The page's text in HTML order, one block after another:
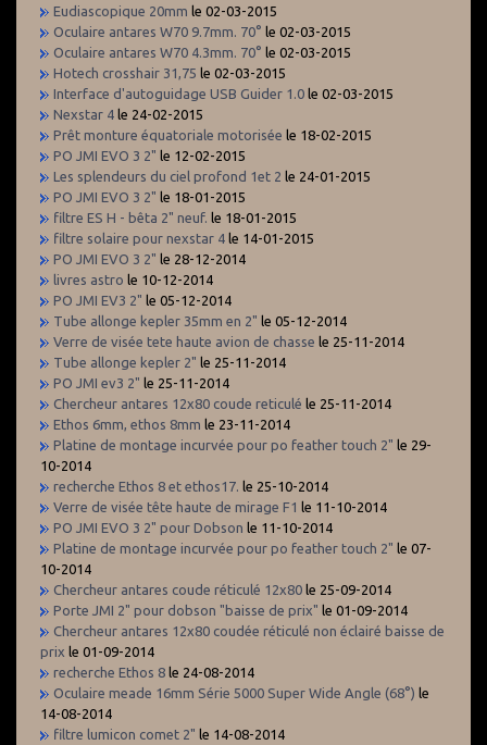
Eudiascopique 20mm le 02-03-2015
Oculaire antares W70 9.7mm. 70° le 02-03-2015
Oculaire antares W70 4.3mm. 70° le 02-03-2015
Hotech crosshair 31,75 le 02-03-2015
Interface d'autoguidage USB Guider 1.0 le 02-03-2015
Nexstar 4 le 24-02-2015
Prêt monture équatoriale motorisée le 18-02-2015
PO JMI EVO 3 2" le 12-02-2015
Les splendeurs du ciel profond 1et 2 le 24-01-2015
PO JMI EVO 3 2" le 18-01-2015
filtre ES H - bêta 2" neuf. le 18-01-2015
filtre solaire pour nexstar 4 le 14-01-2015
PO JMI EVO 3 2" le 28-12-2014
livres astro le 10-12-2014
PO JMI EV3 2" le 05-12-2014
Tube allonge kepler 35mm en 2" le 05-12-2014
Verre de visée tete haute avion de chasse le 25-11-2014
Tube allonge kepler 2" le 25-11-2014
PO JMI ev3 2" le 25-11-2014
Chercheur antares 12x80 coude reticulé le 25-11-2014
Ethos 6mm, ethos 8mm le 23-11-2014
Platine de montage incurvée pour po feather touch 2" le 29-
10-2014
recherche Ethos 8 et ethos17. le 25-10-2014
Verre de visée tête haute de mirage F1 le 11-10-2014
PO JMI EVO 3 2" pour Dobson le 11-10-2014
Platine de montage incurvée pour po feather touch 2" le 07-
10-2014
Chercheur antares coude réticulé 12x80 le 25-09-2014
Porte JMI 2" pour dobson "baisse de prix" le 01-09-2014
Chercheur antares 12x80 coudée réticulé non éclairé baisse de
prix le 01-09-2014
recherche Ethos 8 le 24-08-2014
Oculaire meade 16mm Série 5000 Super Wide Angle (68°) le
14-08-2014
filtre lumicon comet 2" le 14-08-2014